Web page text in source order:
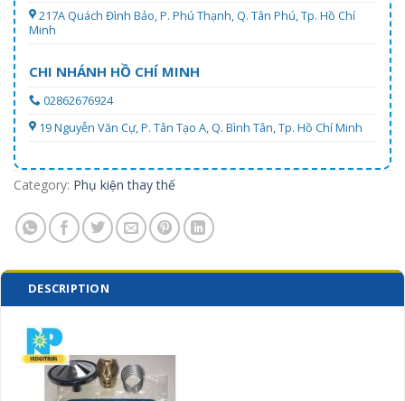
217A Quách Đình Bảo, P. Phú Thạnh, Q. Tân Phú, Tp. Hồ Chí
Minh
CHI NHÁNH HỒ CHÍ MINH
02862676924
19 Nguyễn Văn Cự, P. Tân Tạo A, Q. Bình Tân, Tp. Hồ Chí Minh
Category: Phụ kiện thay thế
DESCRIPTION